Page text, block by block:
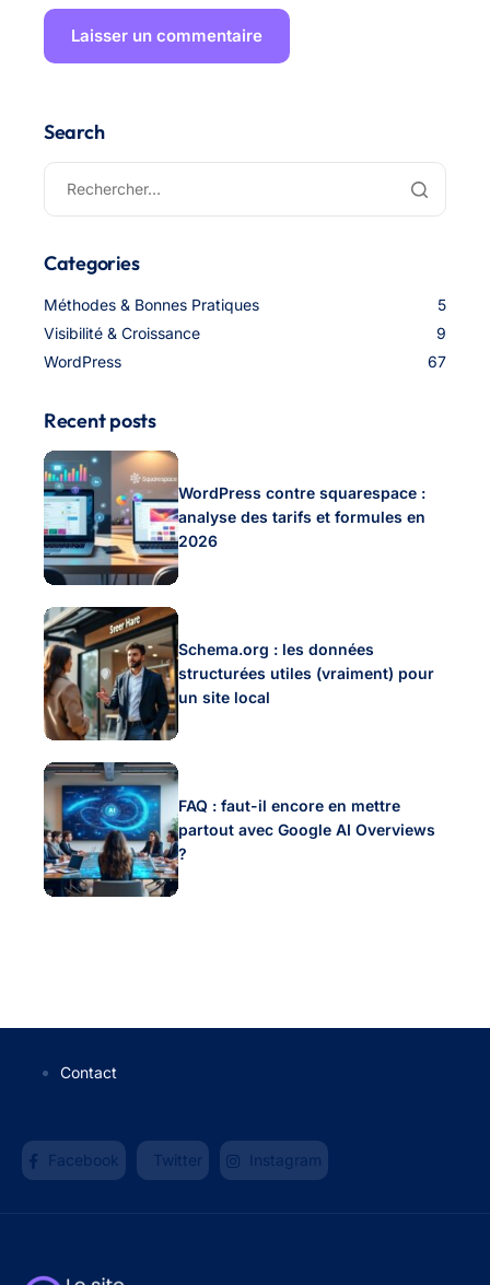
Search
Categories
Méthodes & Bonnes Pratiques
5
Visibilité & Croissance
9
WordPress
67
Recent posts
WordPress contre squarespace :
analyse des tarifs et formules en
2026
Schema.org : les données
structurées utiles (vraiment) pour
un site local
FAQ : faut-il encore en mettre
partout avec Google AI Overviews
?
Contact
Facebook Twitter Instagram